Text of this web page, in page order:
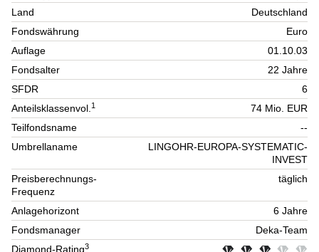
Land
Deutschland
Fondswährung
Euro
Auflage
01.10.03
Fondsalter
22 Jahre
SFDR
6
Anteilsklassenvol.1
74 Mio. EUR
Teilfondsname
--
Umbrellaname
LINGOHR-EUROPA-SYSTEMATIC-
INVEST
Preisberechnungs-
Frequenz
täglich
Anlagehorizont
6 Jahre
Fondsmanager
Deka-Team
Diamond-Rating3